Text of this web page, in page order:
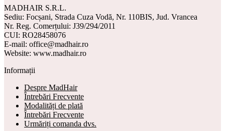
MADHAIR S.R.L.
Sediu: Focșani, Strada Cuza Vodă, Nr. 110BIS, Jud. Vrancea
Nr. Reg. Comerțului: J39/294/2011
CUI: RO28458076
E-mail: office@madhair.ro
Website: www.madhair.ro
Informații
Despre MadHair
Întrebări Frecvente
Modalități de plată
Întrebări Frecvente
Urmăriți comanda dvs.